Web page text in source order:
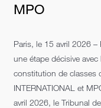
MPO
Paris, le 15 avril 2026
une étape décisive
constitution de classes
INTERNATIONAL et
avril 2026, le Tribunal